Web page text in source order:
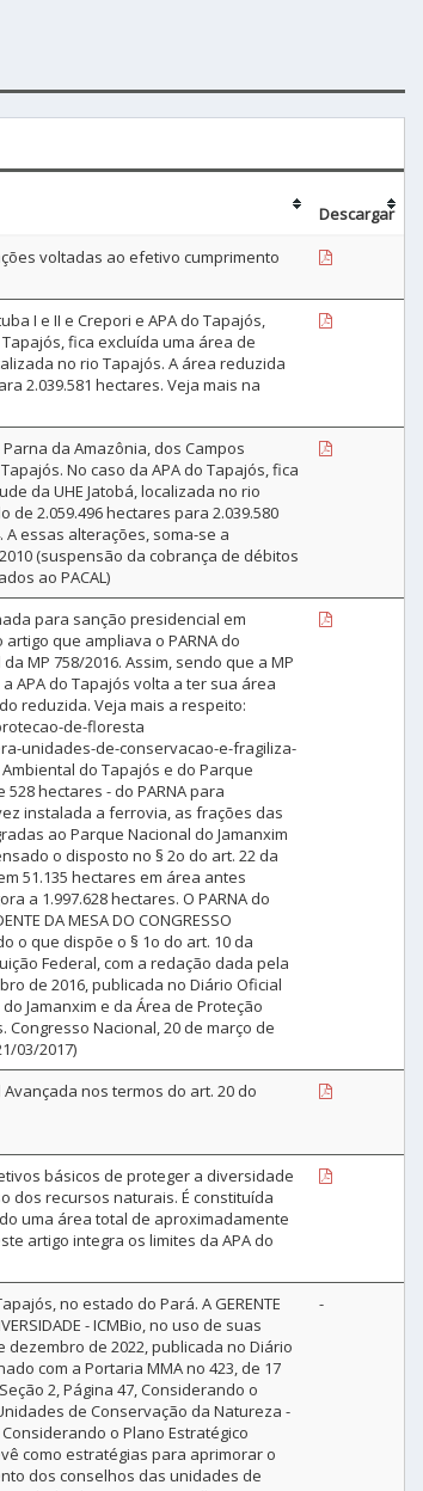
Descargar
voltadas ao efetivo cumprimento
I e II e Crepori e APA do Tapajós,
fica excluída uma área de
no rio Tapajós. A área reduzida
2.039.581 hectares. Veja mais na
da Amazônia, dos Campos
No caso da APA do Tapajós, fica
da UHE Jatobá, localizada no rio
2.059.496 hectares para 2.039.580
essas alterações, soma-se a
(suspensão da cobrança de débitos
ao PACAL)
para sanção presidencial em
que ampliava o PARNA do
MP 758/2016. Assim, sendo que a MP
APA do Tapajós volta a ter sua área
reduzida. Veja mais a respeito:
de-floresta
unidades-de-conservacao-e-fragiliza-
do Tapajós e do Parque
hectares - do PARNA para
instalada a ferrovia, as frações das
ao Parque Nacional do Jamanxim
o disposto no § 2o do art. 22 da
51.135 hectares em área antes
a 1.997.628 hectares. O PARNA do
DA MESA DO CONGRESSO
o que dispõe o § 1o do art. 10 da
Federal, com a redação dada pela
de 2016, publicada no Diário Oficial
Jamanxim e da Área de Proteção
Nacional, 20 de março de
03/2017)
nos termos do art. 20 do
básicos de proteger a diversidade
dos recursos naturais. É constituída
uma área total de aproximadamente
artigo integra os limites da APA do
no estado do Pará. A GERENTE
- ICMBio, no uso de suas
dezembro de 2022, publicada no Diário
com a Portaria MMA no 423, de 17
2, Página 47, Considerando o
de Conservação da Natureza -
o Plano Estratégico
como estratégias para aprimorar o
dos conselhos das unidades de
-